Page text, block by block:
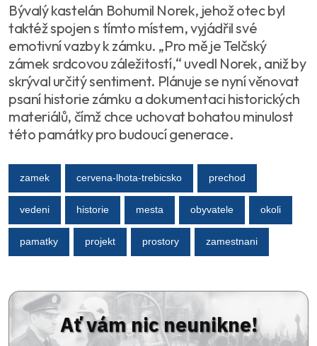
Bývalý kastelán Bohumil Norek, jehož otec byl
taktéž spojen s tímto místem, vyjádřil své
emotivní vazby k zámku. „Pro mě je Telčský
zámek srdcovou záležitostí,“ uvedl Norek, aniž by
skrýval určitý sentiment. Plánuje se nyní věnovat
psaní historie zámku a dokumentaci historických
materiálů, čímž chce uchovat bohatou minulost
této památky pro budoucí generace.
zamek cervena-lhota-trebicsko prechod
vedeni historie mesta obyvatele okoli
pamatky projekt prostory zamestnani
Ať vám nic neunikne!